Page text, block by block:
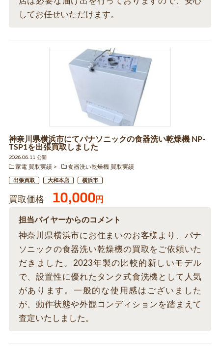
してお任せいただけます。
神奈川県横浜市にてパナソニックの食器洗い乾燥機 NP-
TSP1を出張買取しました
2026.06.11 公開
家電 買取実績
食器洗い乾燥機 買取実績
出張買取 大和本店 横浜市
買取価格 10,000円
担当バイヤーからのコメント
神奈川県横浜市にお住まいのお客様より、パナ
ソニックの食器洗い乾燥機の買取をご依頼いた
だきました。2023年製の比較的新しいモデル
で、設置性に優れたタンク式食洗機として人気
があります。一般的な使用感はございました
が、動作状態や外観コンディションを踏まえて
査定いたしました。